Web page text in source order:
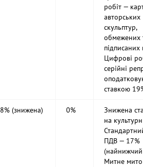
робіт —
авторських
скульптур,
обмежених
підписаних
Цифрові
серійні
ставкою
8% (знижена) 0%
Знижена
на
ПДВ — 17%
Митне